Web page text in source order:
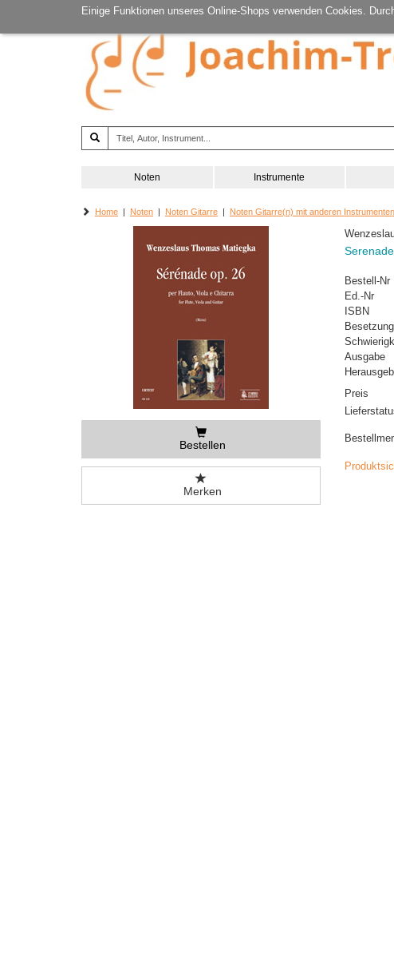
Einige Funktionen unseres Online-Shops verwenden Cookies.
Noten Instrumente
Home | Noten | Noten Gitarre | Noten Gitarre(n) mit anderen Instrumenten
Bestellen
Merken
Bestell-Nr
Ed.-Nr
ISBN
Besetzung
Ausgabe
Preis